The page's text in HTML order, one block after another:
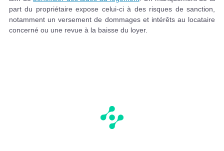
part du propriétaire expose celui-ci à des risques de sanction,
notamment un versement de dommages et intérêts au locataire
concerné ou une revue à la baisse du loyer.